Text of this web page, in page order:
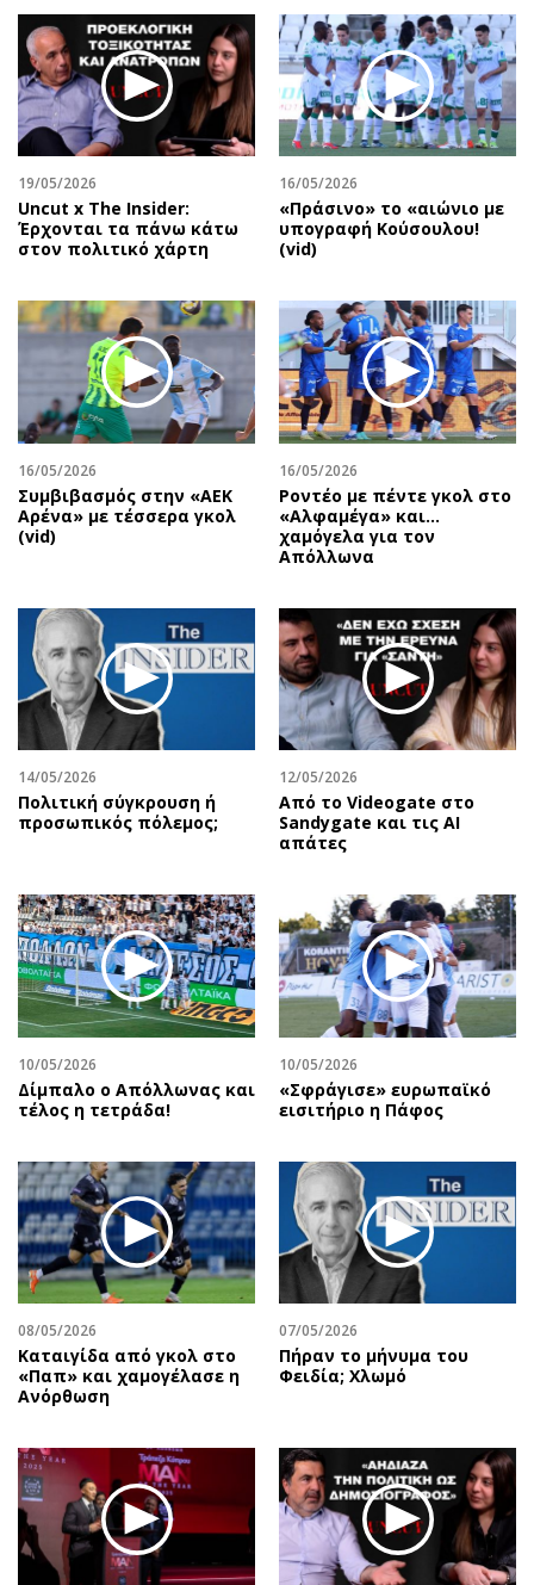
19/05/2026
Uncut x The Insider:
Έρχονται τα πάνω κάτω
στον πολιτικό χάρτη
16/05/2026
«Πράσινο» το «αιώνιο με
υπογραφή Κούσουλου!
(vid)
16/05/2026
Συμβιβασμός στην «ΑΕΚ
Αρένα» με τέσσερα γκολ
(vid)
16/05/2026
Ροντέο με πέντε γκολ στο
«Αλφαμέγα» και…
χαμόγελα για τον
Απόλλωνα
14/05/2026
Πολιτική σύγκρουση ή
προσωπικός πόλεμος;
12/05/2026
Από το Videogate στο
Sandygate και τις AI
απάτες
10/05/2026
Δίμπαλο ο Απόλλωνας και
τέλος η τετράδα!
10/05/2026
«Σφράγισε» ευρωπαϊκό
εισιτήριο η Πάφος
08/05/2026
Καταιγίδα από γκολ στο
«Παπ» και χαμογέλασε η
Ανόρθωση
07/05/2026
Πήραν το μήνυμα του
Φειδία; Χλωμό